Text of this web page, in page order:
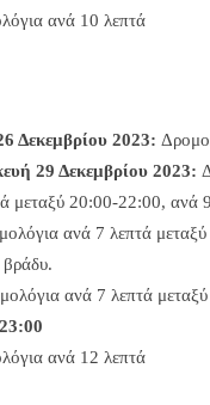
ανά 10 λεπτά
Δεκεμβρίου 2023:
29 Δεκεμβρίου 2023:
20:00-22:00, ανά 9
ανά 7 λεπτά
ανά 7 λεπτά
ανά 12 λεπτά